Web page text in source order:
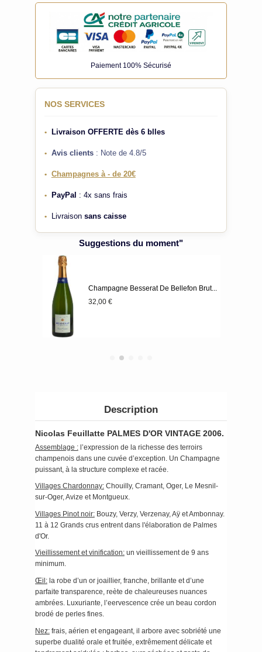
Paiement 100% Sécurisé
NOS SERVICES
• Livraison OFFERTE dès 6 blles
• Avis clients: Note de 4.8/5
• Champagnes à - de 20€
• PayPal : 4x sans frais
• Livraison sans caisse
Suggestions du moment"
Champagne Besserat De Bellefon Brut...
32,00 €
Description
Nicolas Feuillatte PALMES D'OR VINTAGE 2006.
Assemblage :l’expression de la richesse des terroirs
champenois dans une cuvée d’exception. Un Champagne
puissant, à la structure complexe et racée.
Villages Chardonnay:Chouilly, Cramant, Oger, Le Mesnil-
sur-Oger, Avize et Montgueux.
Villages Pinot noir:Bouzy, Verzy, Verzenay, Aÿ et Ambonnay.
11 à 12 Grands crus entrent dans l'élaboration de Palmes
d'Or.
Vieillissement et vinification:un vieillissement de 9 ans
minimum.
Œil:la robe d’un or joaillier, franche, brillante et d’une
parfaite transparence, reète de chaleureuses nuances
ambrées. Luxuriante, l’eervescence crée un beau cordon
brodé de perles fines.
Nez:frais, aérien et engageant, il arbore avec sobriété une
superbe dualité orale et fruitée, extrêmement délicate et